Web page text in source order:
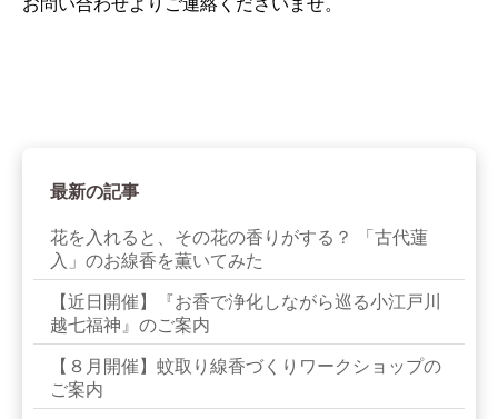
お問い合わせよりご連絡くださいませ。
最新の記事
花を入れると、その花の香りがする？ 「古代蓮
入」のお線香を薫いてみた
【近日開催】『お香で浄化しながら巡る小江戸川
越七福神』のご案内
【８月開催】蚊取り線香づくりワークショップの
ご案内